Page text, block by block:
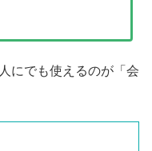
にでも使えるのが「会